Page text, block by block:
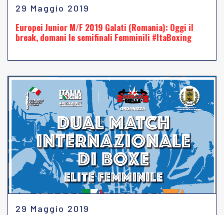
29 Maggio 2019
Europei Junior M/F 2019 Galati (Romania): Oggi il
break, domani le semifinali Femminili #ItaBoxing
29 Maggio 2019